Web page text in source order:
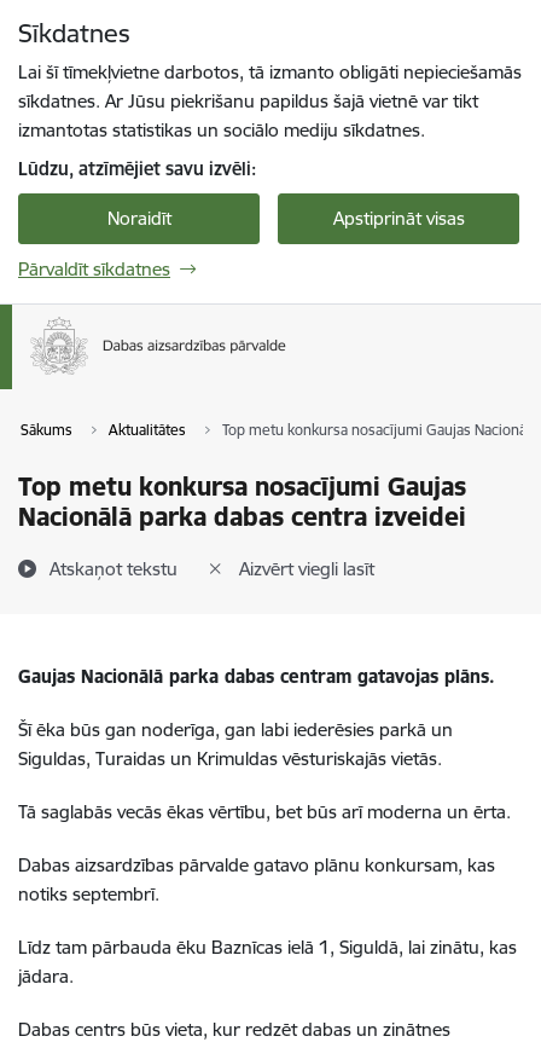
Sīkdatnes
Lai šī tīmekļvietne darbotos, tā izmanto obligāti nepieciešamās
sīkdatnes. Ar Jūsu piekrišanu papildus šajā vietnē var tikt
izmantotas statistikas un sociālo mediju sīkdatnes.
Lūdzu, atzīmējiet savu izvēli:
Noraidīt Apstiprināt visas
Pārvaldīt sīkdatnes
Sākums Aktualitātes Top metu konkursa nosacījumi Gaujas
Top metu konkursa nosacījumi Gaujas
Nacionālā parka dabas centra izveidei
Atskaņot tekstu Aizvērt viegli lasīt
Gaujas Nacionālā parka dabas centram gatavojas plāns.
Šī ēka būs gan noderīga, gan labi iederēsies parkā un
Siguldas, Turaidas un Krimuldas vēsturiskajās vietās.
Tā saglabās vecās ēkas vērtību, bet būs arī moderna un ērta.
Dabas aizsardzības pārvalde gatavo plānu konkursam, kas
notiks septembrī.
Līdz tam pārbauda ēku Baznīcas ielā 1, Siguldā, lai zinātu, kas
jādara.
Dabas centrs būs vieta, kur redzēt dabas un zinātnes